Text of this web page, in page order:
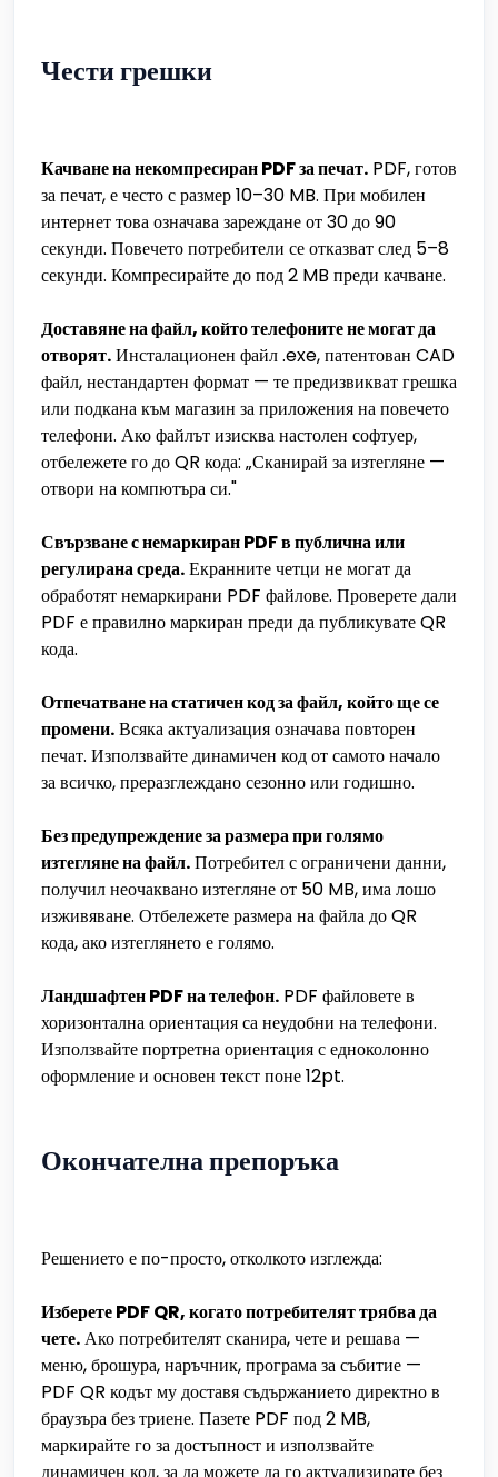
Чести грешки
Качване на некомпресиран PDF за печат. PDF, готов
за печат, е често с размер 10–30 MB. При мобилен
интернет това означава зареждане от 30 до 90
секунди. Повечето потребители се отказват след 5–8
секунди. Компресирайте до под 2 MB преди качване.
Доставяне на файл, който телефоните не могат да
отворят.Инсталационен файл .exe, патентован CAD
файл, нестандартен формат — те предизвикват грешка
или подкана към магазин за приложения на повечето
телефони. Ако файлът изисква настолен софтуер,
отбележете го до QR кода: „Сканирай за изтегляне —
отвори на компютъра си."
Свързване с немаркиран PDF в публична или
регулирана среда.Екранните четци не могат да
обработят немаркирани PDF файлове. Проверете дали
PDF е правилно маркиран преди да публикувате QR
кода.
Отпечатване на статичен код за файл, който ще се
промени.Всяка актуализация означава повторен
печат. Използвайте динамичен код от самото начало
за всичко, преразглеждано сезонно или годишно.
Без предупреждение за размера при голямо
изтегляне на файл.Потребител с ограничени данни,
получил неочаквано изтегляне от 50 MB, има лошо
изживяване. Отбележете размера на файла до QR
кода, ако изтеглянето е голямо.
Ландшафтен PDF на телефон. PDF файловете в
хоризонтална ориентация са неудобни на телефони.
Използвайте портретна ориентация с едноколонно
оформление и основен текст поне 12pt.
Окончателна препоръка
Решението е по-просто, отколкото изглежда:
Изберете PDF QR, когато потребителят трябва да
чете.Ако потребителят сканира, чете и решава —
меню, брошура, наръчник, програма за събитие —
PDF QR кодът му доставя съдържанието директно в
браузъра без триене. Пазете PDF под 2 MB,
маркирайте го за достъпност и използвайте